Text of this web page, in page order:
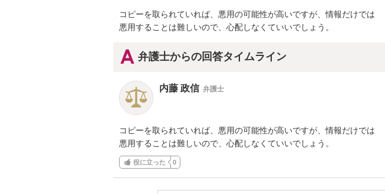
コピーを取られていれば、悪用の可能性が高いですが、情報だけでは
悪用することは難しいので、心配しなくていいでしょう。
弁護士からの回答タイムライン
内藤 政信 弁護士
コピーを取られていれば、悪用の可能性が高いですが、情報だけでは
悪用することは難しいので、心配しなくていいでしょう。
役に立った 0